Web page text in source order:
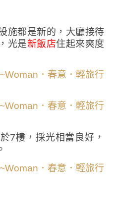
施都是新的，大廳接待
光是新飯店住起來爽度
7樓，採光相當良好，